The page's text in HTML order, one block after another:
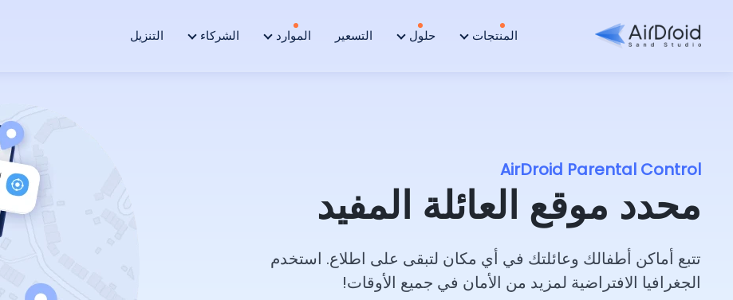
المنتجات حلول التسعير الموارد الشركاء التنزيل
AirDroid Parental Control
محدد موقع العائلة المفيد
تتبع أماكن أطفالك وعائلتك في أي مكان لتبقى على اطلاع. استخدم
الجغرافيا الافتراضية لمزيد من الأمان في جميع الأوقات!